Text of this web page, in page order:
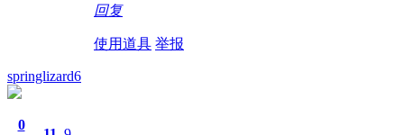
回复
使用道具 举报
springlizard6
0